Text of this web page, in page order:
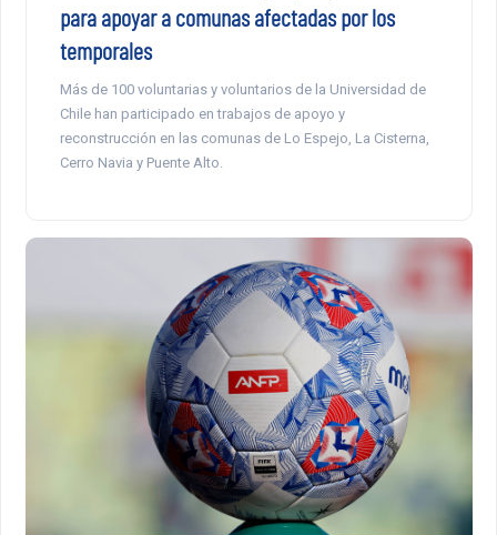
para apoyar a comunas afectadas por los
temporales
Más de 100 voluntarias y voluntarios de la Universidad de
Chile han participado en trabajos de apoyo y
reconstrucción en las comunas de Lo Espejo, La Cisterna,
Cerro Navia y Puente Alto.